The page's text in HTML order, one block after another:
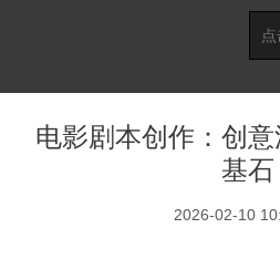
电影剧本创作：创
基石
2026-02-10